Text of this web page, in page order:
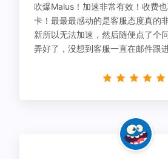
吹爆Malus！加速非常有效！收费
卡！最最最感动的是客服态度真的
新所以无法加速，然后随便点了个
弄好了，没想到客服一直在邮件跟